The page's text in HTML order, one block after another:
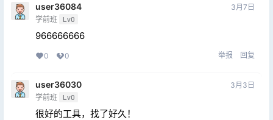
user36084
学前班 Lv0
3月7日
966666666
0 0 举报 回复
user36030
学前班 Lv0
3月3日
很好的工具，找了好久！